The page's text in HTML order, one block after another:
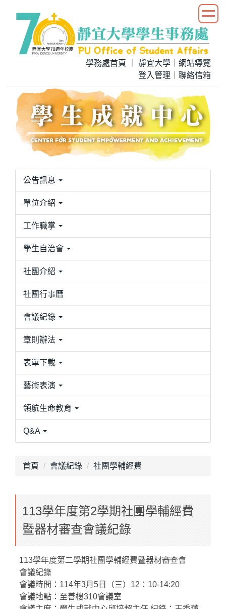
學務處首頁 靜宜大學
網站導覽
登入管理
聯絡信箱
公告訊息
單位介紹
工作職掌
學生自治會
社團介紹
社團行事曆
會議紀錄
章則辦法
表單下載
藝術表演
領航生命教育
Q&A
首頁 會議紀錄 社團學輔經費
113學年度第2學期社團學輔經費
暨器材審查會議紀錄
113學年度第二學期社團學輔經費暨器材審查會
會議紀錄
會議時間：114年3月5日（三）12：10-14:20
會議地點：至善樓310會議室